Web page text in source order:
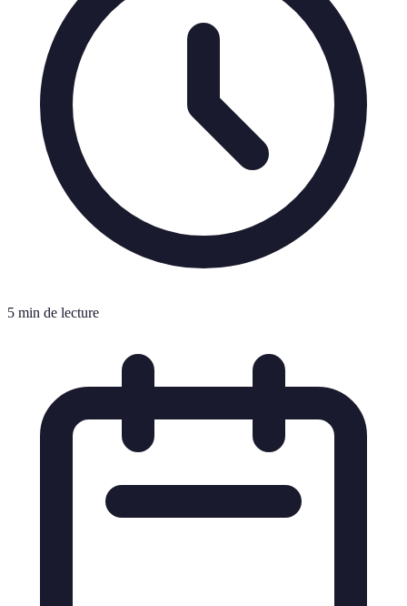
5 min de lecture